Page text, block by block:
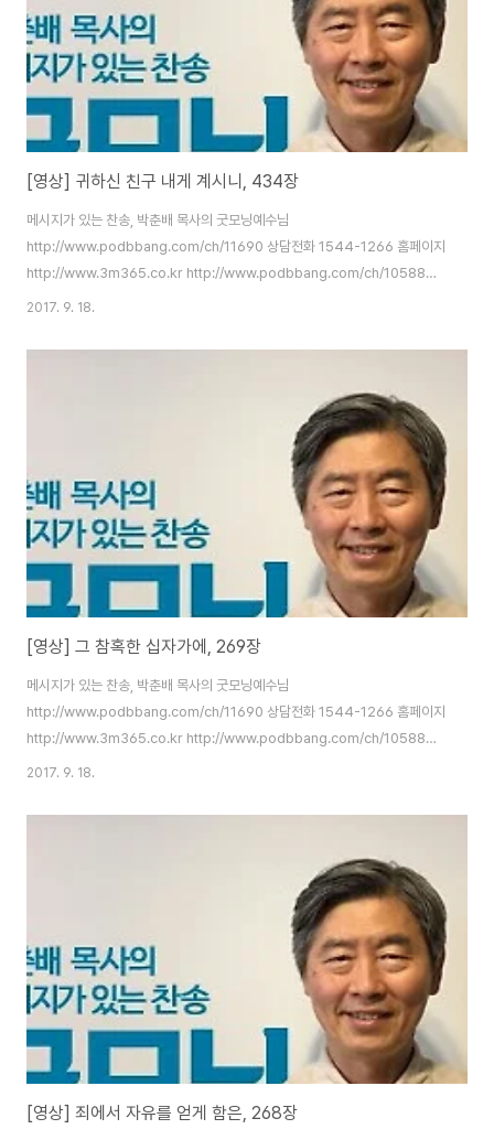
[영상] 귀하신 친구 내게 계시니, 434장
메시지가 있는 찬송, 박춘배 목사의 굿모닝예수님
http://www.podbbang.com/ch/11690 상담전화 1544-1266 홈페이지
http://www.3m365.co.kr http://www.podbbang.com/ch/10588
http://www.podbbang.com/ch/11491
2017. 9. 18.
[영상] 그 참혹한 십자가에, 269장
메시지가 있는 찬송, 박춘배 목사의 굿모닝예수님
http://www.podbbang.com/ch/11690 상담전화 1544-1266 홈페이지
http://www.3m365.co.kr http://www.podbbang.com/ch/10588
http://www.podbbang.com/ch/11491
2017. 9. 18.
[영상] 죄에서 자유를 얻게 함은, 268장